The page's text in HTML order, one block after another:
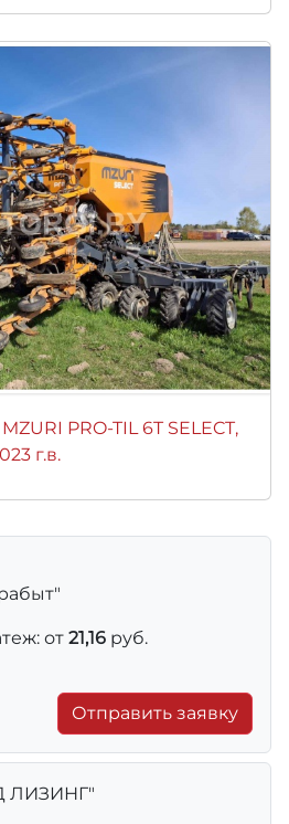
PRO-TIL 6T SELECT,
г.в.
от 21,16 руб.
Отправить заявку
ЛИЗИНГ"